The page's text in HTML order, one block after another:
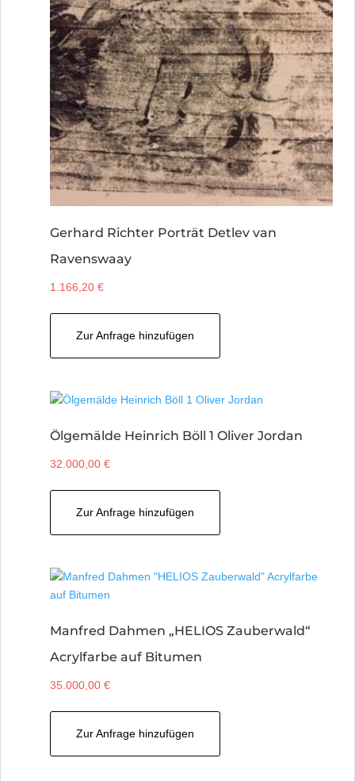
Gerhard Richter Porträt Detlev van
Ravenswaay
1.166,20€
Zur Anfrage hinzufügen
Ölgemälde Heinrich Böll 1 Oliver Jordan
32.000,00€
Zur Anfrage hinzufügen
Manfred Dahmen „HELIOS Zauberwald“
Acrylfarbe auf Bitumen
35.000,00€
Zur Anfrage hinzufügen